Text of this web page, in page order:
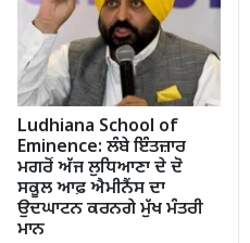
Ludhiana School of
Eminence: ਲੰਬੇ ਇੰਤਜ਼ਾਰ
ਮਗਰੋਂ ਅੱਜ ਲੁਧਿਆਣਾ ਦੇ ਦੋ
ਸਕੂਲ ਆਫ਼ ਐਮੀਨੈਂਸ ਦਾ
ਉਦਘਾਟਨ ਕਰਨਗੇ ਮੁੱਖ ਮੰਤਰੀ
ਮਾਨ